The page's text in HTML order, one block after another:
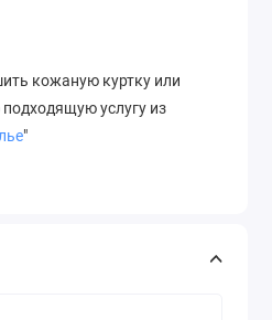
кожаную куртку или
услугу из
"